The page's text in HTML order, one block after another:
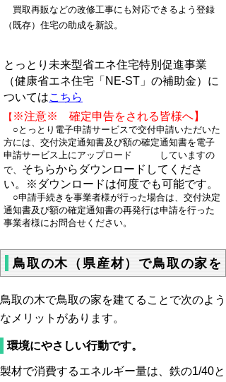
買取再販などの改修工事にも対応できるよう登録
（既存）住宅の助成を新設。
とっとり未来型省エネ住宅特別促進事業
（健康省エネ住宅「NE-ST」の補助金）に
ついてはこちら
【 ※注意※ 確定申告をされる皆様へ】
○とっとり電子申請サービスで交付申請いただいた
方には、交付決定通知書及び額の確定通知書を電子
申請サービス上にアップロード していますの
で、 そちらからダウンロードしてくださ
い。※ダウンロードは何度でも可能です。
○申請手続きを事業者様が行った場合は、交付決定
通知書及び額の確定通知書の再発行は申請を行った
事業者様にお問合せください。
鳥取の木（県産材）で鳥取の家を
鳥取の木で鳥取の家を建てることで次のよう
なメリットがあります。
環境にやさしい行動です。
製材で消費するエネルギー量は、鉄の1/40と